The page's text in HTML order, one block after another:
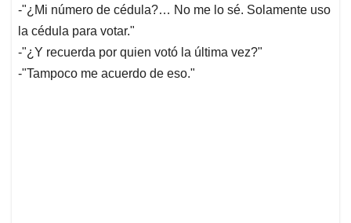
p
p
o
k
I
n
s
-"¿Mi número de cédula?… No me lo sé. Solamente uso
la cédula para votar."
-"¿Y recuerda por quien votó la última vez?"
-"Tampoco me acuerdo de eso."